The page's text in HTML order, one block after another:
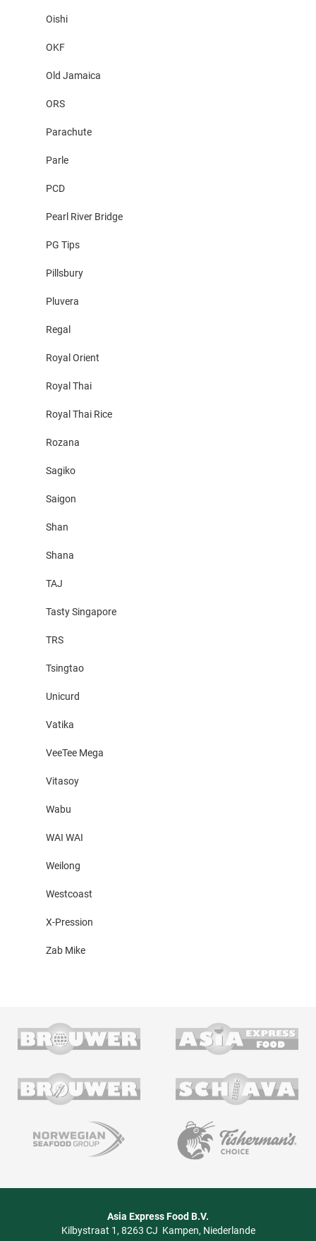
Oishi
OKF
Old Jamaica
ORS
Parachute
Parle
PCD
Pearl River Bridge
PG Tips
Pillsbury
Pluvera
Regal
Royal Orient
Royal Thai
Royal Thai Rice
Rozana
Sagiko
Saigon
Shan
Shana
TAJ
Tasty Singapore
TRS
Tsingtao
Unicurd
Vatika
VeeTee Mega
Vitasoy
Wabu
WAI WAI
Weilong
Westcoast
X-Pression
Zab Mike
Asia Express Food B.V.
Kilbystraat 1 8263 CJ Kampen Niederlande